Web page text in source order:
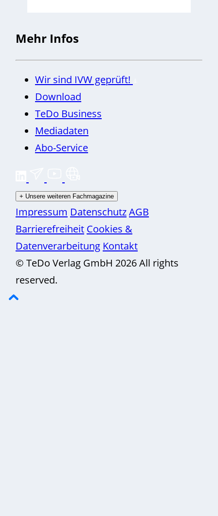
Mehr Infos
Wir sind IVW geprüft!
Download
TeDo Business
Mediadaten
Abo-Service
+ Unsere weiteren Fachmagazine
Impressum DatenschutzAGB
Barrierefreiheit Cookies &
Datenverarbeitung Kontakt
© TeDo Verlag GmbH 2026 All rights
reserved.